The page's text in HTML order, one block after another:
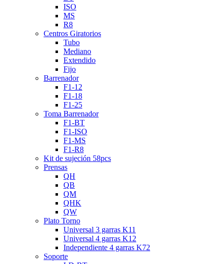
ISO
MS
R8
Centros Giratorios
Tubo
Mediano
Extendido
Fijo
Barrenador
F1-12
F1-18
F1-25
Toma Barrenador
F1-BT
F1-ISO
F1-MS
F1-R8
Kit de sujeción 58pcs
Prensas
QH
QB
QM
QHK
QW
Plato Torno
Universal 3 garras K11
Universal 4 garras K12
Independiente 4 garras K72
Soporte